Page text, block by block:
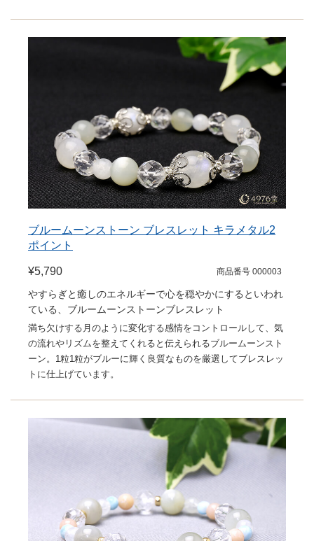
ブルームーンストーン ブレスレット キラメタル2
ポイント
¥5,790 商品番号 000003
やすらぎと癒しのエネルギーで心を穏やかにするといわれ
ている、ブルームーンストーンブレスレット
満ち欠けする月のように変化する感情をコントロールして、気
の流れやリズムを整えてくれると伝えられるブルームーンスト
ーン。1粒1粒がブルーに輝く良質なものを厳選してブレスレッ
トに仕上げています。